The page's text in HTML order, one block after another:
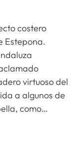
costero
Estepona.
virtuoso del
a algunos de
como…